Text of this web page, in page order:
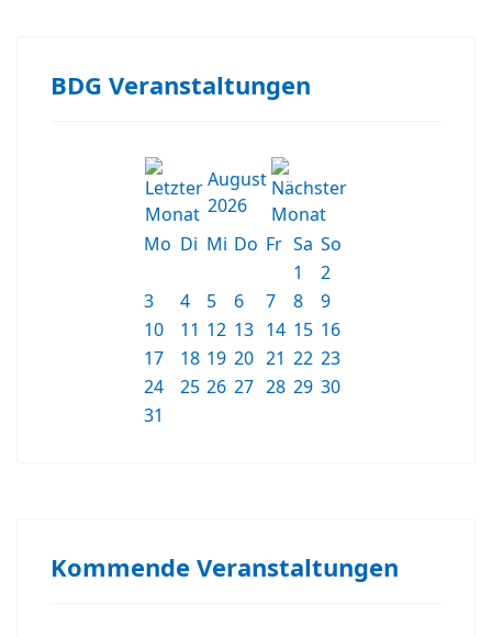
BDG Veranstaltungen
August
2026
Mo Di Mi Do Fr Sa So
1
2
3
4 5 6 7 8
9
10
11 12 13 14 15 16
17
18 19 20 21 22 23
24
25 26 27 28 29 30
31
Kommende Veranstaltungen